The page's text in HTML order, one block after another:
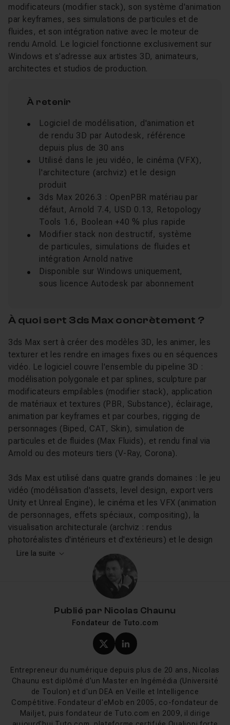
modificateurs (modifier stack), son système d'animation
par keyframes, ses simulations de particules et de
fluides, et son intégration native avec le moteur de
rendu Arnold. Le logiciel fonctionne exclusivement sur
Windows et s'adresse aux artistes 3D, animateurs,
architectes et studios de production.
À retenir
Logiciel de modélisation, d'animation et
de rendu 3D par Autodesk, référence
depuis plus de 30 ans
Utilisé dans le jeu vidéo, le cinéma (VFX),
l'architecture (archviz) et le design
produit
3ds Max 2026.3 : OpenPBR matériau par
défaut, Arnold 7.4, USD 0.13, Retopology
Tools 1.6, Boolean +40 % plus rapide
Modifier stack non destructif, système
de particules, simulations de fluides et
intégration Arnold native
Disponible sur Windows uniquement,
sous licence Autodesk par abonnement
À quoi sert 3ds Max concrètement ?
3ds Max sert à créer des modèles 3D, les animer, les
texturer et les rendre en images fixes ou en séquences
vidéo. Le logiciel couvre l'ensemble du pipeline 3D :
modélisation polygonale et par splines, sculpture par
modificateurs empilables (modifier stack), application
de matériaux et textures (PBR, Substance), éclairage,
animation par keyframes et par courbes, rigging de
personnages (Biped, CAT, Skin), simulation de
particules et de fluides (Max Fluids), et rendu final via
Arnold ou des moteurs tiers (V-Ray, Corona).
3ds Max est utilisé dans quatre grands domaines : le jeu
vidéo (modélisation d'assets, level design, export vers
Unity et Unreal Engine), le cinéma et les VFX (animation
de personnages, effets spéciaux, compositing), la
visualisation architecturale (archviz : rendus
photoréalistes d'intérieurs et d'extérieurs) et le design
produit (prototypage visuel, packshots). Son
architecture par modificateurs permet un workflow non
destructif où chaque étape de modélisation est
conservée et modifiable à tout moment.
Ce que vous allez apprendre sur
Les tutos 3ds Max disponibles sur Tuto.com couvrent le
logiciel de la découverte à la maîtrise avancée. Les
formations 3ds Max complètesvous rendent autonome
sur l'ensemble du logiciel. Les tutos 3ds Max gratuits
permettent de découvrir l'interface et les outils de base.
Des formations spécialisées couvrent la animation, le
Lire la suite
Publié par Nicolas Chaunu
Fondateur de Tuto.com
Profil X (twitter) de
Profil LinkedIn de
Entrepreneur du numérique depuis plus de 20 ans, Nicolas
Chaunu est diplômé d'un Master en Ingémédia (Université
de Toulon) et d'un DEA en Veille et Intelligence
Compétitive. Fondateur d'eMob en 2005, co-fondateur de
Mailjet, puis fondateur de Tuto.com en 2009, il dirige